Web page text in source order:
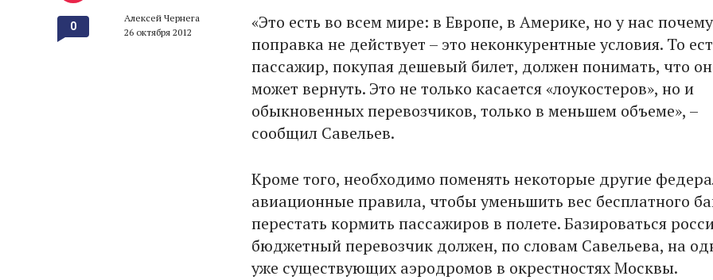
Алексей Чернега
26 октября 2012
«Это есть во всем мире: в Европе, в Америке, но у нас
поправка не действует – это неконкурентные условия. То
пассажир, покупая дешевый билет, должен понимать, что он
может вернуть. Это не только касается «лоукостеров», но и
обыкновенных перевозчиков, только в меньшем объеме», –
сообщил Савельев.
Кроме того, необходимо поменять некоторые другие
авиационные правила, чтобы уменьшить вес бесплатного
перестать кормить пассажиров в полете. Базироваться
бюджетный перевозчик должен, по словам Савельева, на
уже существующих аэродромов в окрестностях Москвы.
0